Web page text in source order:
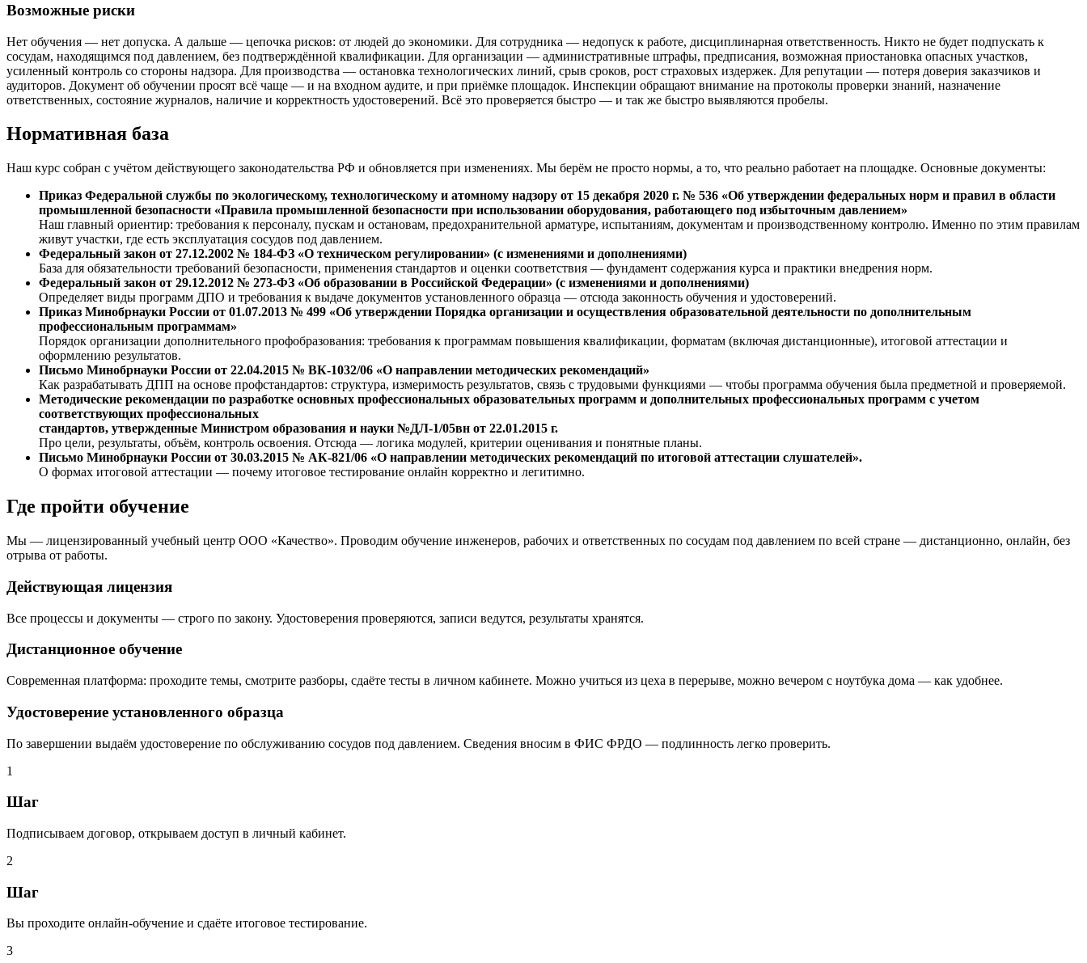
Возможные риски
Нет обучения — нет допуска. А дальше — цепочка рисков: от людей до экономики. Для сотрудника — недопуск к работе, дисциплинарная ответственность. Никто не будет подпускать к
сосудам, находящимся под давлением, без подтверждённой квалификации. Для организации — административные штрафы, предписания, возможная приостановка опасных участков,
усиленный контроль со стороны надзора. Для производства — остановка технологических линий, срыв сроков, рост страховых издержек. Для репутации — потеря доверия заказчиков и
аудиторов. Документ об обучении просят всё чаще — и на входном аудите, и при приёмке площадок. Инспекции обращают внимание на протоколы проверки знаний, назначение
ответственных, состояние журналов, наличие и корректность удостоверений. Всё это проверяется быстро — и так же быстро выявляются пробелы.
Нормативная база
Наш курс собран с учётом действующего законодательства РФ и обновляется при изменениях. Мы берём не просто нормы, а то, что реально работает на площадке. Основные документы:
Приказ Федеральной службы по экологическому, технологическому и атомному надзору от 15 декабря 2020 г. № 536 «Об утверждении федеральных норм и правил в области
промышленной безопасности «Правила промышленной безопасности при использовании оборудования, работающего под избыточным давлением»
Наш главный ориентир: требования к персоналу, пускам и остановам, предохранительной арматуре, испытаниям, документам и производственному контролю. Именно по этим правилам
живут участки, где есть эксплуатация сосудов под давлением.
Федеральный закон от 27.12.2002 № 184-ФЗ «О техническом регулировании» (с изменениями и дополнениями)
База для обязательности требований безопасности, применения стандартов и оценки соответствия — фундамент содержания курса и практики внедрения норм.
Федеральный закон от 29.12.2012 № 273-ФЗ «Об образовании в Российской Федерации» (с изменениями и дополнениями)
Определяет виды программ ДПО и требования к выдаче документов установленного образца — отсюда законность обучения и удостоверений.
Приказ Минобрнауки России от 01.07.2013 № 499 «Об утверждении Порядка организации и осуществления образовательной деятельности по дополнительным
профессиональным программам»
Порядок организации дополнительного профобразования: требования к программам повышения квалификации, форматам (включая дистанционные), итоговой аттестации и
оформлению результатов.
Письмо Минобрнауки России от 22.04.2015 № ВК-1032/06 «О направлении методических рекомендаций»
Как разрабатывать ДПП на основе профстандартов: структура, измеримость результатов, связь с трудовыми функциями — чтобы программа обучения была предметной и проверяемой.
Методические рекомендации по разработке основных профессиональных образовательных программ и дополнительных профессиональных программ с учетом
соответствующих профессиональных
стандартов, утвержденные Министром образования и науки №ДЛ-1/05вн от 22.01.2015 г.
Про цели, результаты, объём, контроль освоения. Отсюда — логика модулей, критерии оценивания и понятные планы.
Письмо Минобрнауки России от 30.03.2015 № АК-821/06 «О направлении методических рекомендаций по итоговой аттестации слушателей».
О формах итоговой аттестации — почему итоговое тестирование онлайн корректно и легитимно.
Где пройти обучение
Мы — лицензированный учебный центр ООО «Качество». Проводим обучение инженеров, рабочих и ответственных по сосудам под давлением по всей стране — дистанционно, онлайн, без
отрыва от работы.
Действующая лицензия
Все процессы и документы — строго по закону. Удостоверения проверяются, записи ведутся, результаты хранятся.
Дистанционное обучение
Современная платформа: проходите темы, смотрите разборы, сдаёте тесты в личном кабинете. Можно учиться из цеха в перерыве, можно вечером с ноутбука дома — как удобнее.
Удостоверение установленного образца
По завершении выдаём удостоверение по обслуживанию сосудов под давлением. Сведения вносим в ФИС ФРДО — подлинность легко проверить.
1
Шаг
Подписываем договор, открываем доступ в личный кабинет.
2
Шаг
Вы проходите онлайн‑обучение и сдаёте итоговое тестирование.
3